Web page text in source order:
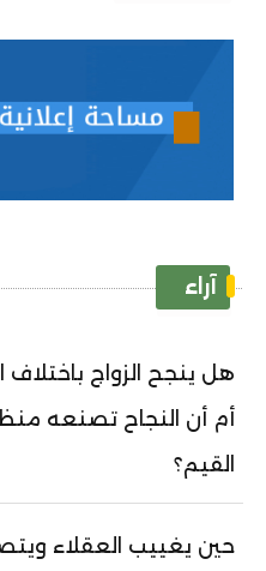
آراء
هل ينجح الزواج باختلاف
أم أن النجاح تصنعه
القيم؟
حين يغييب العقلاء